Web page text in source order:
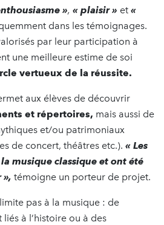
», « plaisir » et «
dans les témoignages.
par leur participation à
une meilleure estime de soi
vertueux de la réussite.
aux élèves de découvrir
et répertoires, mais aussi de
et/ou patrimoniaux
de concert, théâtres etc.). « Les
musique classique et ont été
», témoigne un porteur de projet.
pas à la musique : de
à l’histoire ou à des